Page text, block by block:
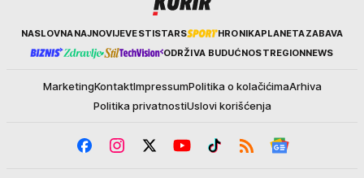
KurirNASLOVNANAJNOVIJEVESTISTARS HRONIKAPLANETAZABAVA
ODRŽIVA BUDUĆNOSTREGIONNEWS
MarketingKontaktImpressumPolitika o kolačićimaArhiva
Politika privatnostiUslovi korišćenja